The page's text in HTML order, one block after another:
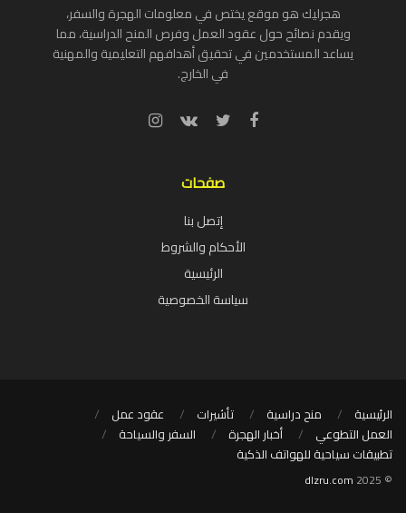
هجرليك هو موقع يختص في معلومات الهجرة والسفر،
ويقدم نصائح حول عقود العمل وفرص المنح الدراسية، مما
يساعد المستخدمين في تحقيق أهدافهم التعليمية والمهنية
في الخارج.
صفحات
إتصل بنا
الأحكام والشروط
الرئيسية
سياسة الخصوصية
الرئيسية منح دراسية تأشيرات
عقود عمل
العمل التطوعي
أخبار الهجرة
السفر والسياحة
تطبيقات سياحية للهواتف الذكية
© 2025
dlzru.com